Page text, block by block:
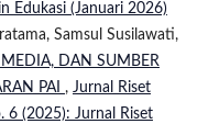
Edukasi (Januari 2026)
Samsul Susilawati,
DAN SUMBER
PAI , Jurnal Riset
6 (2025): Jurnal Riset